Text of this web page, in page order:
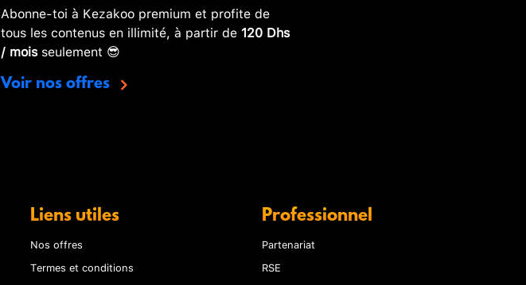
Abonne-toi à Kezakoo premium et profite de
tous les contenus en illimité, à partir de 120 Dhs
/ moisseulement 😎
Voir nos offres
Liens utiles
Nos offres
Termes et conditions
Professionnel
Partenariat
RSE